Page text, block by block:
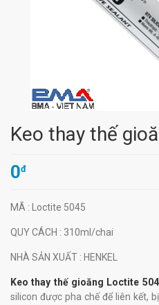
Keo thay thế
0đ
MÃ : Loctite 5045
QUY CÁCH : 310ml/chai
NHÀ SẢN XUẤT : HENKEL
Keo thay thế gioăng Loctite
silicon được pha chế để liên kết,